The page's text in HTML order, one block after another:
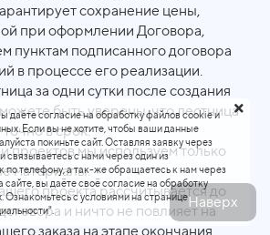
сохранение цены,
при оформлении Договора,
пунктам подписанного договора
в процессе его реализации.
за одни сутки после создания
быть уверены, что лестница
точно в срок.
проектов мы используем только
материалы.
проекта рассчитывается до
и ничто не повлияет на
заказа на этапе окончания
Наверх
даёте согласие на обработку файлов cookie и
Если вы не хотите, чтобы ваши данные
покиньте сайт. Оставляя заявку через
с нами через один из
по телефону, а так-же обращаетесь к нам через
сайте, вы даёте своё согласие на обработку
Ознакомьтесь с условиями на странице